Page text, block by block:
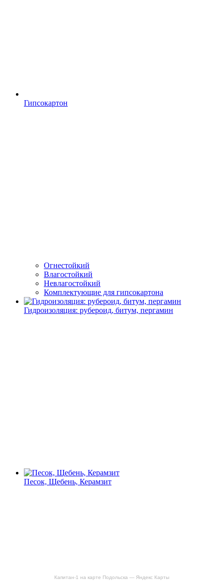
Капитан-1 на карте Подольска — Яндекс Карты
Гипсокартон
Огнестойкий
Влагостойкий
Невлагостойкий
Комплектующие для гипсокартона
Гидроизоляция: рубероид, битум, пергамин
Песок, Щебень, Керамзит